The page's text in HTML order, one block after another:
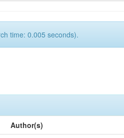
time: 0.005 seconds).
Author(s)